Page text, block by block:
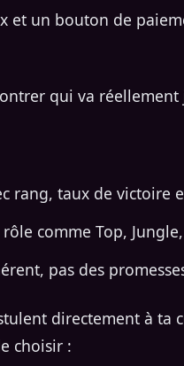
et un bouton de
qui va
rang, taux de victoire
comme Top,
pas des
directement à ta
choisir :